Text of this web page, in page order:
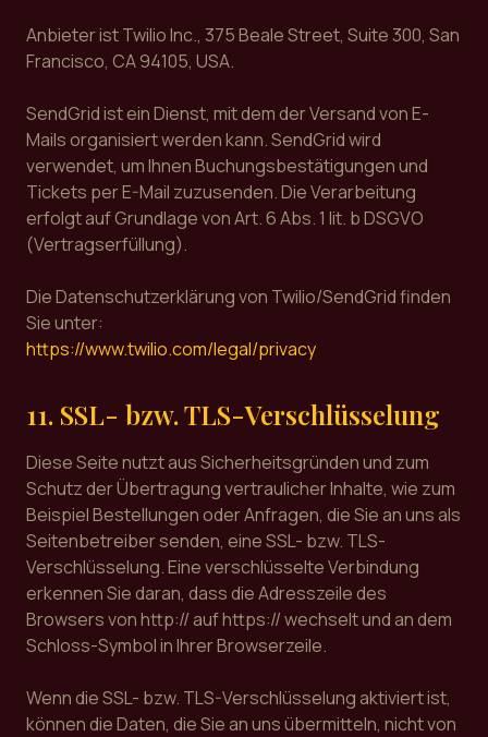
Anbieter ist Twilio Inc., 375 Beale Street, Suite 300, San
Francisco, CA 94105, USA.
SendGrid ist ein Dienst, mit dem der Versand von E-
Mails organisiert werden kann. SendGrid wird
verwendet, um Ihnen Buchungsbestätigungen und
Tickets per E-Mail zuzusenden. Die Verarbeitung
erfolgt auf Grundlage von Art. 6 Abs. 1 lit. b DSGVO
(Vertragserfüllung).
Die Datenschutzerklärung von Twilio/SendGrid finden
Sie unter:
https://www.twilio.com/legal/privacy
11. SSL- bzw. TLS-Verschlüsselung
Diese Seite nutzt aus Sicherheitsgründen und zum
Schutz der Übertragung vertraulicher Inhalte, wie zum
Beispiel Bestellungen oder Anfragen, die Sie an uns als
Seitenbetreiber senden, eine SSL- bzw. TLS-
Verschlüsselung. Eine verschlüsselte Verbindung
erkennen Sie daran, dass die Adresszeile des
Browsers von http:// auf https:// wechselt und an dem
Schloss-Symbol in Ihrer Browserzeile.
Wenn die SSL- bzw. TLS-Verschlüsselung aktiviert ist,
können die Daten, die Sie an uns übermitteln, nicht von